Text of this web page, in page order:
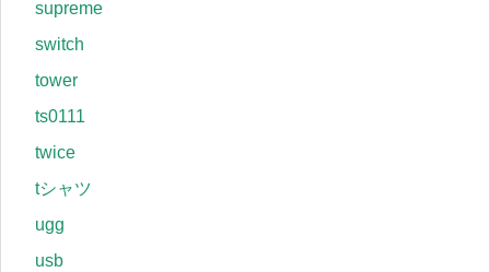
supreme
switch
tower
ts0111
twice
tシャツ
ugg
usb